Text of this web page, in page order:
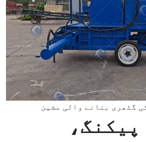
گٹھری بنانے والی مشین